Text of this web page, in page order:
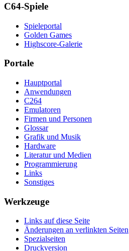
C64-Spiele
Spieleportal
Golden Games
Highscore-Galerie
Portale
Hauptportal
Anwendungen
C264
Emulatoren
Firmen und Personen
Glossar
Grafik und Musik
Hardware
Literatur und Medien
Programmierung
Links
Sonstiges
Werkzeuge
Links auf diese Seite
Änderungen an verlinkten Seiten
Spezialseiten
Druckversion